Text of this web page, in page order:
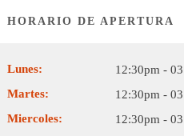
HORARIO DE APERTURA
Lunes:
12:30pm -
Martes:
12:30pm -
Miercoles:
12:30pm -